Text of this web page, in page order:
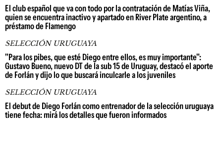
El club español que va con todo por la contratación de Matías Viña,
quien se encuentra inactivo y apartado en River Plate argentino, a
préstamo de Flamengo
SELECCIÓN URUGUAYA
"Para los pibes, que esté Diego entre ellos, es muy importante":
Gustavo Bueno, nuevo DT de la sub 15 de Uruguay, destacó el aporte
de Forlán y dijo lo que buscará inculcarle a los juveniles
SELECCIÓN URUGUAYA
El debut de Diego Forlán como entrenador de la selección uruguaya
tiene fecha: mirá los detalles que fueron informados